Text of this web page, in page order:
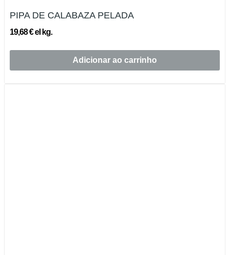
PIPA DE CALABAZA PELADA
19,68 € el kg.
Adicionar ao carrinho